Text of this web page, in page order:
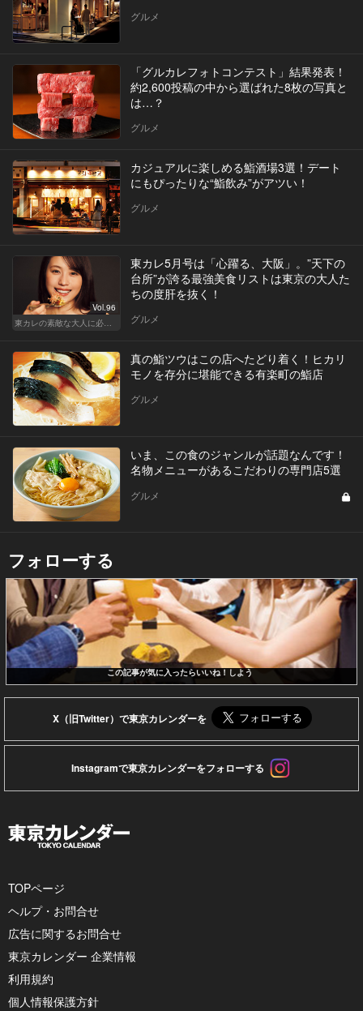
グルメ
「グルカレフォトコンテスト」結果発表！
約2,600投稿の中から選ばれた8枚の写真と
は…？
グルメ
カジュアルに楽しめる鮨酒場3選！デート
にもぴったりな“鮨飲み”がアツい！
グルメ
Vol.96
東カレ5月号は「心躍る、大阪」。”天下の
台所”が誇る最強美食リストは東京の大人た
ちの度肝を抜く！
グルメ
真の鮨ツウはこの店へたどり着く！ヒカリ
モノを存分に堪能できる有楽町の鮨店
グルメ
いま、この食のジャンルが話題なんです！
名物メニューがあるこだわりの専門店5選
グルメ
フォローする
この記事が気に入ったらいいね！しよう
X（旧Twitter）で東京カレンダーを
Instagramで東京カレンダーをフォローする
TOPページ
ヘルプ・お問合せ
広告に関するお問合せ
東京カレンダー 企業情報
利用規約
個人情報保護方針